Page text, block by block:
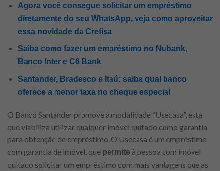
Agora você consegue solicitar um empréstimo
diretamente do seu WhatsApp, veja como aproveitar
essa novidade da Crefisa
Saiba como fazer um empréstimo no Nubank,
Banco Inter e C6 Bank
Santander, Bradesco e Itaú: saiba qual banco
oferece a menor taxa no cheque especial
O Banco Santander promove a modalidade “Usecasa”, esta
que viabiliza utilizar qualquer imóvel quitado como garantia
para obtenção de empréstimo. O Usecasa é um empréstimo
com garantia de imóvel, que permite à pessoa com imóvel
quitado solicitar um empréstimo com mais vantagens que as